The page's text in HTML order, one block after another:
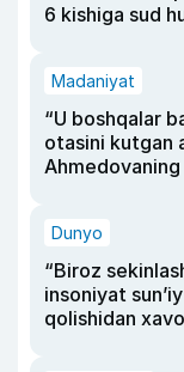
6 kishiga sud
Madaniyat
“U boshqalar
otasini kutgan
Dunyo
“Biroz
insoniyat
qolishidan